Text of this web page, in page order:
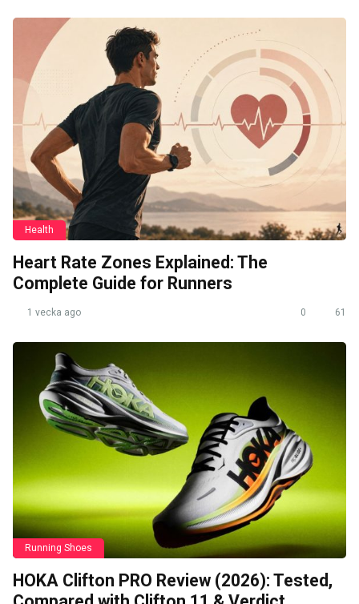
Health
Heart Rate Zones Explained: The
Complete Guide for Runners
1 vecka ago 0 61
Running Shoes
HOKA Clifton PRO Review (2026): Tested,